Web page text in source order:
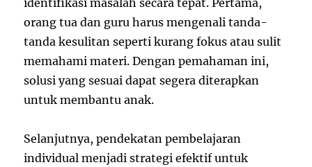
orang tua dan guru harus mengenali tanda-
tanda kesulitan seperti kurang fokus atau sulit
memahami materi. Dengan pemahaman ini,
solusi yang sesuai dapat segera diterapkan
untuk membantu anak.
Selanjutnya, pendekatan pembelajaran
individual menjadi strategi efektif untuk